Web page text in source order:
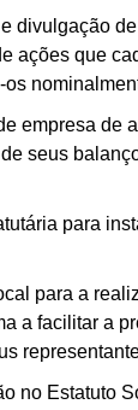
divulgação
ações que
empresa de
seus
para
para a
a facilitar a
no Estatuto